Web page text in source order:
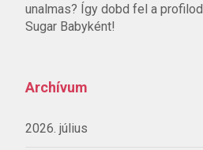
unalmas? Így dobd fel a profilod
Sugar Babyként!
Archívum
2026. július